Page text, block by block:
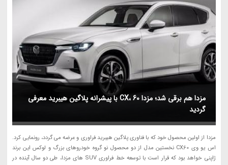
مزدا هم برقی شد؛ مزدا CX، 60 با پیشرانه پلاگین هیبرید معرفی
گردید
مزدا از اولین محصول خود که با فناوری پلاگین هیبرید فراوری و عرضه می گردد، رونمایی کرد.
اس یو وی CX60 نخستین مدل از دو محصول نو گروه خودروهای بزرگ و لوکس این برند
ژاپنی خواهد بود که قرار است با توسعه خط فراوری SUV های مزدا، طی دو سال آینده در